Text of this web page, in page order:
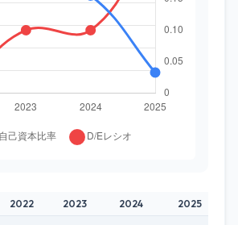
2022 2023 2024 2025